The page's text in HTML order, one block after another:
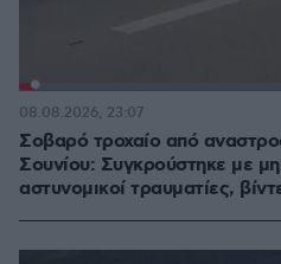
Σοβαρό τροχαίο από
Σουνίου: Συγκρούστηκε με
αστυνομικοί τραυματίες,
08.08.2026, 23:07